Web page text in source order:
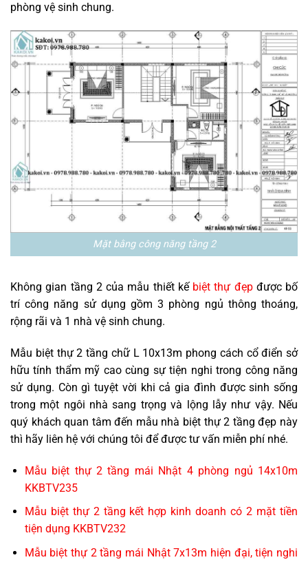
phòng vệ sinh chung.
Mặt bằng công năng tầng 2
Không gian tầng 2 của mẫu thiết kế biệt thự đẹpđược bố
trí công năng sử dụng gồm 3 phòng ngủ thông thoáng,
rộng rãi và 1 nhà vệ sinh chung.
Mẫu biệt thự 2 tầng chữ L 10x13m phong cách cổ điển sở
hữu tính thẩm mỹ cao cùng sự tiện nghi trong công năng
sử dụng. Còn gì tuyệt vời khi cả gia đình được sinh sống
trong một ngôi nhà sang trọng và lộng lẫy như vậy. Nếu
quý khách quan tâm đến mẫu nhà biệt thự 2 tầng đẹp này
thì hãy liên hệ với chúng tôi để được tư vấn miễn phí nhé.
Mẫu biệt thự 2 tầng mái Nhật 4 phòng ngủ 14x10m
KKBTV235
Mẫu biệt thự 2 tầng kết hợp kinh doanh có 2 mặt tiền
tiện dụng KKBTV232
Mẫu biệt thự 2 tầng mái Nhật 7x13m hiện đại, tiện nghi